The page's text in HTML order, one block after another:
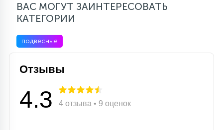
ВАС МОГУТ ЗАИНТЕРЕСОВАТЬ
КАТЕГОРИИ
подвесные
Отзывы
4.3 4 отзыва • 9 оценок